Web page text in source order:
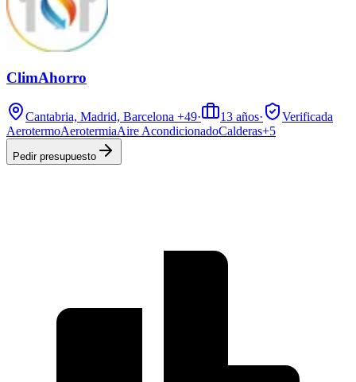
ClimAhorro
Cantabria, Madrid, Barcelona +49· 13 años·
Verificada
AerotermoAerotermiaAire AcondicionadoCalderas+5
Pedir presupuesto